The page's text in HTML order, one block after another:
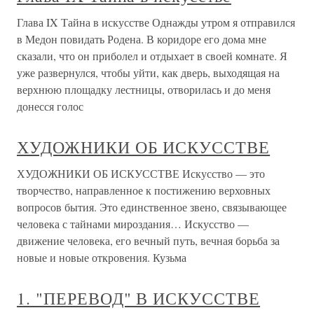
Глава IX Тайна в искусстве Однажды утром я отправился
в Медон повидать Родена. В коридоре его дома мне
сказали, что он приболел и отдыхает в своей комнате. Я
уже развернулся, чтобы уйти, как дверь, выходящая на
верхнюю площадку лестницы, отворилась и до меня
донесся голос
ХУДОЖНИКИ ОБ ИСКУССТВЕ
ХУДОЖНИКИ ОБ ИСКУССТВЕ Искусство — это
творчество, направленное к постижению верховных
вопросов бытия. Это единственное звено, связывающее
человека с тайнами мироздания… Искусство —
движение человека, его вечный путь, вечная борьба за
новые и новые откровения. Кузьма
1. "ПЕРЕВОД" В ИСКУССТВЕ